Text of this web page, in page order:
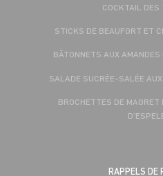
COCKTAIL DES
STICKS DE BEAUFORT ET
BÂTONNETS AUX
SALADE SUCRÉE-SALÉE
BROCHETTES DE
RAPPELS DE